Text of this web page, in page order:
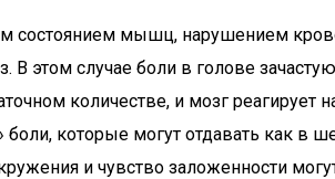
мышц, нарушением
этом случае боли в голове
количестве, и мозг реагирует
которые могут отдавать как в
и чувство заложенности